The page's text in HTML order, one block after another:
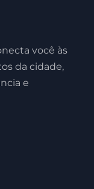
você às
da cidade,
e